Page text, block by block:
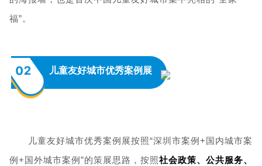
福”。
02 儿童友好城市优秀案例展
儿童友好城市优秀案例展按照“深圳市案例+国内城市案
例+国外城市案例”的策展思路，按照社会政策、公共服务、